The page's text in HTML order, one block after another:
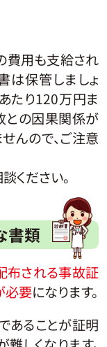
費用も支給され
は保管しましょ
たり120万円ま
との因果関係が
んので、ご注意
ください。
書類
布される事故証
必要になります。
あることが証明